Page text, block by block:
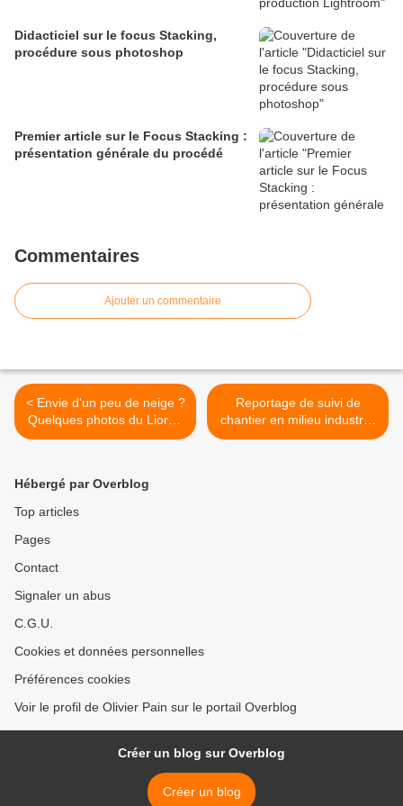
Didacticiel sur le focus Stacking,
procédure sous photoshop
Premier article sur le Focus Stacking :
présentation générale du procédé
Commentaires
Ajouter un commentaire
< Envie d'un peu de neige ?
Quelques photos du Lioran
enneigé !
Reportage de suivi de
chantier en milieu industriel
>
Hébergé par Overblog
Top articles
Pages
Contact
Signaler un abus
C.G.U.
Cookies et données personnelles
Préférences cookies
Voir le profil de Olivier Pain sur le portail Overblog
Créer un blog sur Overblog
Créer un blog